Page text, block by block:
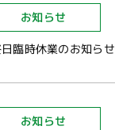
お知らせ
臨時休業のお知らせ
お知らせ